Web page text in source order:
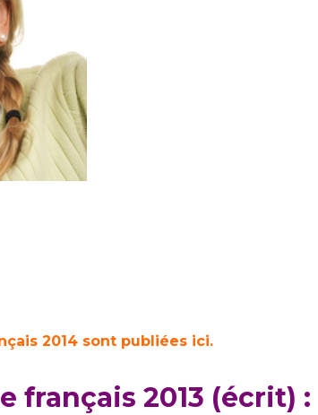
2014 sont publiées ici.
français 2013 (écrit) :